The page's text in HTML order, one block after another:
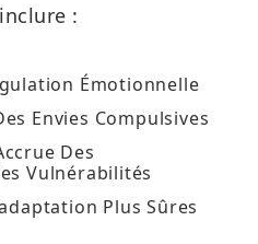
:
Émotionnelle
Envies Compulsives
Des
Vulnérabilités
Plus Sûres